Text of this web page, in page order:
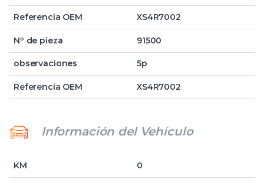
Referencia OEM XS4R7002
Nº de pieza 91500
observaciones 5p
Referencia OEM XS4R7002
Información del Vehículo
KM 0